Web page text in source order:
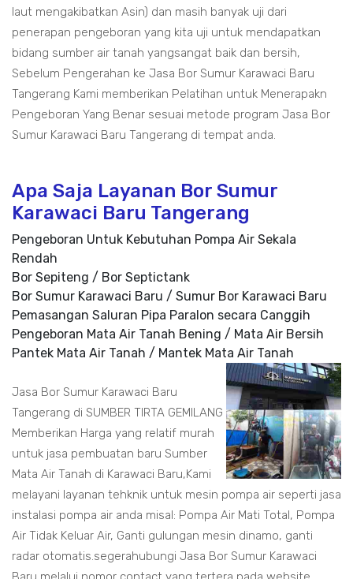
laut mengakibatkan Asin) dan masih banyak uji dari
penerapan pengeboran yang kita uji untuk mendapatkan
bidang sumber air tanah yangsangat baik dan bersih,
Sebelum Pengerahan ke Jasa Bor Sumur Karawaci Baru
Tangerang Kami memberikan Pelatihan untuk Menerapakn
Pengeboran Yang Benar sesuai metode program Jasa Bor
Sumur Karawaci Baru Tangerang di tempat anda.
Apa Saja Layanan Bor Sumur
Karawaci Baru Tangerang
Pengeboran Untuk Kebutuhan Pompa Air Sekala
Rendah
Bor Sepiteng / Bor Septictank
Bor Sumur Karawaci Baru / Sumur Bor Karawaci Baru
Pemasangan Saluran Pipa Paralon secara Canggih
Pengeboran Mata Air Tanah Bening / Mata Air Bersih
Pantek Mata Air Tanah / Mantek Mata Air Tanah
Jasa Bor Sumur Karawaci Baru
Tangerang di SUMBER TIRTA GEMILANG
Memberikan Harga yang relatif murah
untuk jasa pembuatan baru Sumber
Mata Air Tanah di Karawaci Baru,Kami
melayani layanan tehknik untuk mesin pompa air seperti jasa
instalasi pompa air anda misal: Pompa Air Mati Total, Pompa
Air Tidak Keluar Air, Ganti gulungan mesin dinamo, ganti
radar otomatis.segerahubungi Jasa Bor Sumur Karawaci